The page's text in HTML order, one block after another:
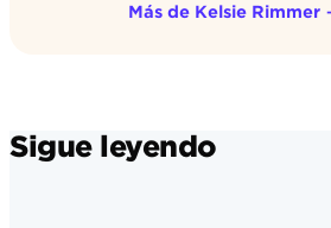
Más de Kelsie Rimmer
Sigue leyendo